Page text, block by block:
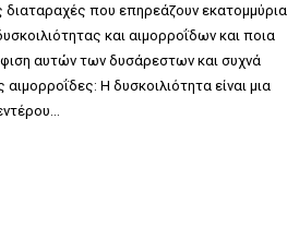
διαταραχές που επηρεάζουν εκατομμύρια
και αιμορροΐδων και ποια
αυτών των δυσάρεστων και συχνά
Η δυσκοιλιότητα είναι μια